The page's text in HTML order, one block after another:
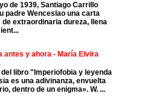
de 1939, Santiago Carrillo
padre Wenceslao una carta
de extraordinaria dureza, llena
antes y ahora - María Elvira
libro "Imperiofobia y leyenda
es una adivinanza, envuelta
dentro de un enigma». W. ...